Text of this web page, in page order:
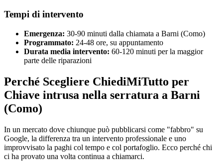
Tempi di intervento
Emergenza: 30-90 minuti dalla chiamata a Barni (Como)
Programmato: 24-48 ore, su appuntamento
Durata media intervento: 60-120 minuti per la maggior
parte delle riparazioni
Perché Scegliere ChiediMiTutto per
Chiave intrusa nella serratura a Barni
(Como)
In un mercato dove chiunque può pubblicarsi come "fabbro" su
Google, la differenza tra un intervento professionale e uno
improvvisato la paghi col tempo e col portafoglio. Ecco perché chi
ci ha provato una volta continua a chiamarci.